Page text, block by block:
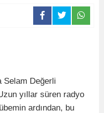
Selam Değerli
yıllar süren radyo
ardından, bu